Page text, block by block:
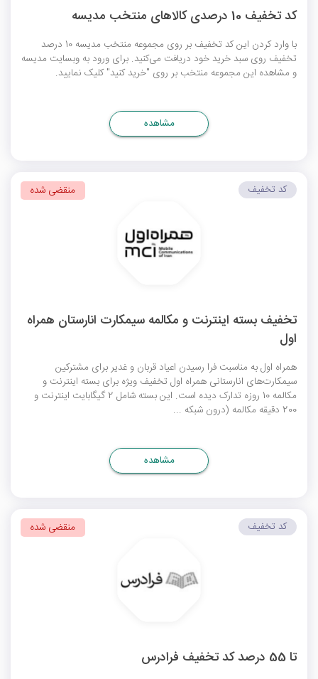
کد تخفیف 10 درصدی کالاهای منتخب مدیسه
با وارد کردن این کد تخفیف بر روی مجموعه منتخب مدیسه 10 درصد
تخفیف روی سبد خرید خود دریافت می‌کنید. برای ورود به وبسایت مدیسه
و مشاهده این مجموعه منتخب بر روی "خرید کنید" کلیک نمایید.
مشاهده
تخفیف بسته اینترنت و مکالمه سیمکارت انارستان همراه
اول
همراه اول به مناسبت فرا رسیدن اعیاد قربان و غدیر برای مشترکین
سیمکارت‌های انارستانی همراه اول تخفیف ویژه برای بسته اینترنت و
مکالمه 10 روزه تدارک دیده است. این بسته شامل 2 گیگابایت اینترنت و
200 دقیقه مکالمه (درون شبکه ...
کد تخفیف منقضی شده
مشاهده
تا 55 درصد کد تخفیف فرادرس
کد تخفیف منقضی شده